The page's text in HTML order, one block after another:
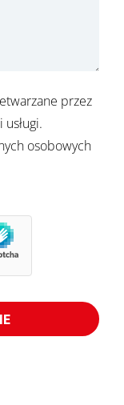
przez
osobowych